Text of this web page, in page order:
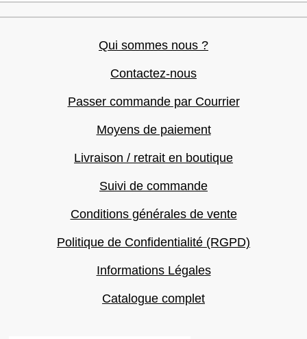
Qui sommes nous ?
Contactez-nous
Passer commande par Courrier
Moyens de paiement
Livraison / retrait en boutique
Suivi de commande
Conditions générales de vente
Politique de Confidentialité (RGPD)
Informations Légales
Catalogue complet